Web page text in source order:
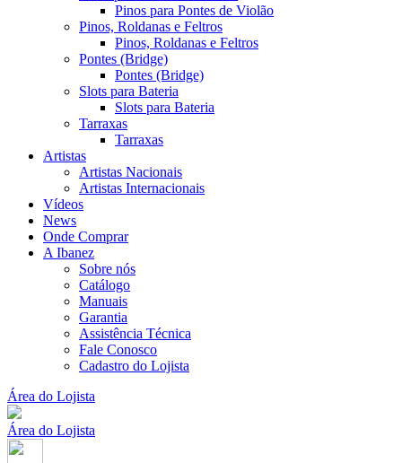
Pinos para Pontes de Violão
Pinos, Roldanas e Feltros
Pinos, Roldanas e Feltros
Pontes (Bridge)
Pontes (Bridge)
Slots para Bateria
Slots para Bateria
Tarraxas
Tarraxas
Artistas
Artistas Nacionais
Artistas Internacionais
Vídeos
News
Onde Comprar
A Ibanez
Sobre nós
Catálogo
Manuais
Garantia
Assistência Técnica
Fale Conosco
Cadastro do Lojista
Área do Lojista
Área do Lojista